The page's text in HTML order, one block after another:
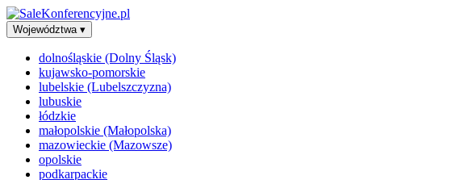
Województwa ▾
dolnośląskie (Dolny Śląsk)
kujawsko-pomorskie
lubelskie (Lubelszczyzna)
lubuskie
łódzkie
małopolskie (Małopolska)
mazowieckie (Mazowsze)
opolskie
podkarpackie